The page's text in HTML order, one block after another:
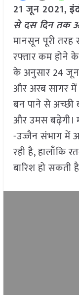
21 जून 2021,
से दस दिन तक
मानसून पूरी तरह
रफ्तार कम होने
के अनुसार 24
और अरब सागर में
बन पाने से अच्छी
और उमस बढ़ेगी।
-उज्जैन संभाग में
रही है, हालाँकि
बारिश हो सकती